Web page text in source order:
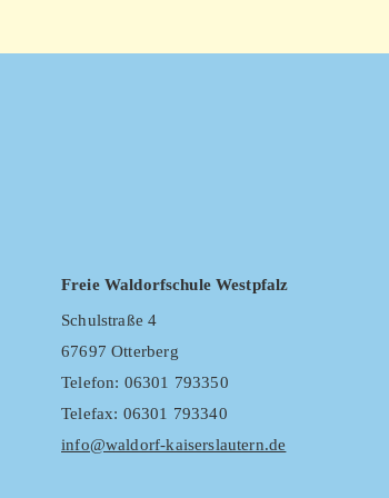
Freie Waldorfschule Westpfalz
Schulstraße 4
67697 Otterberg
Telefon: 06301 793350
Telefax: 06301 793340
info@waldorf-kaiserslautern.de